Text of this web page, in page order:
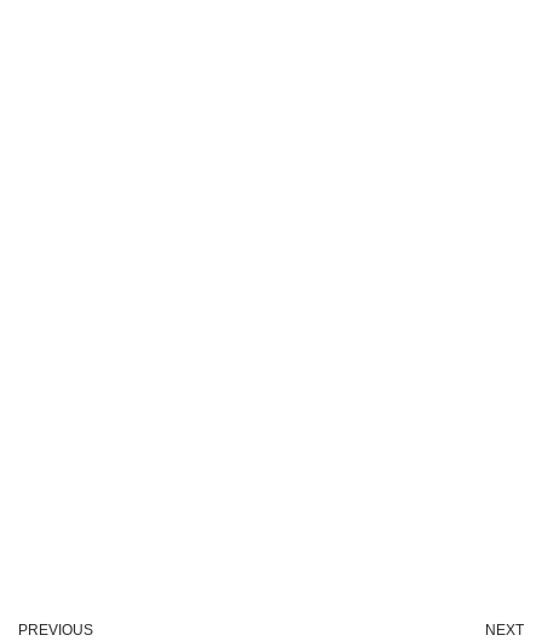
PREVIOUS NEXT